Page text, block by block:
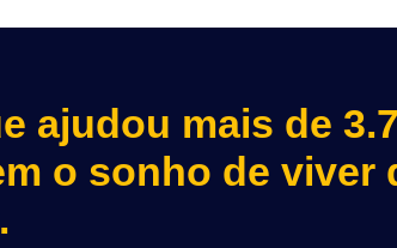
ajudou mais de
o sonho de viver